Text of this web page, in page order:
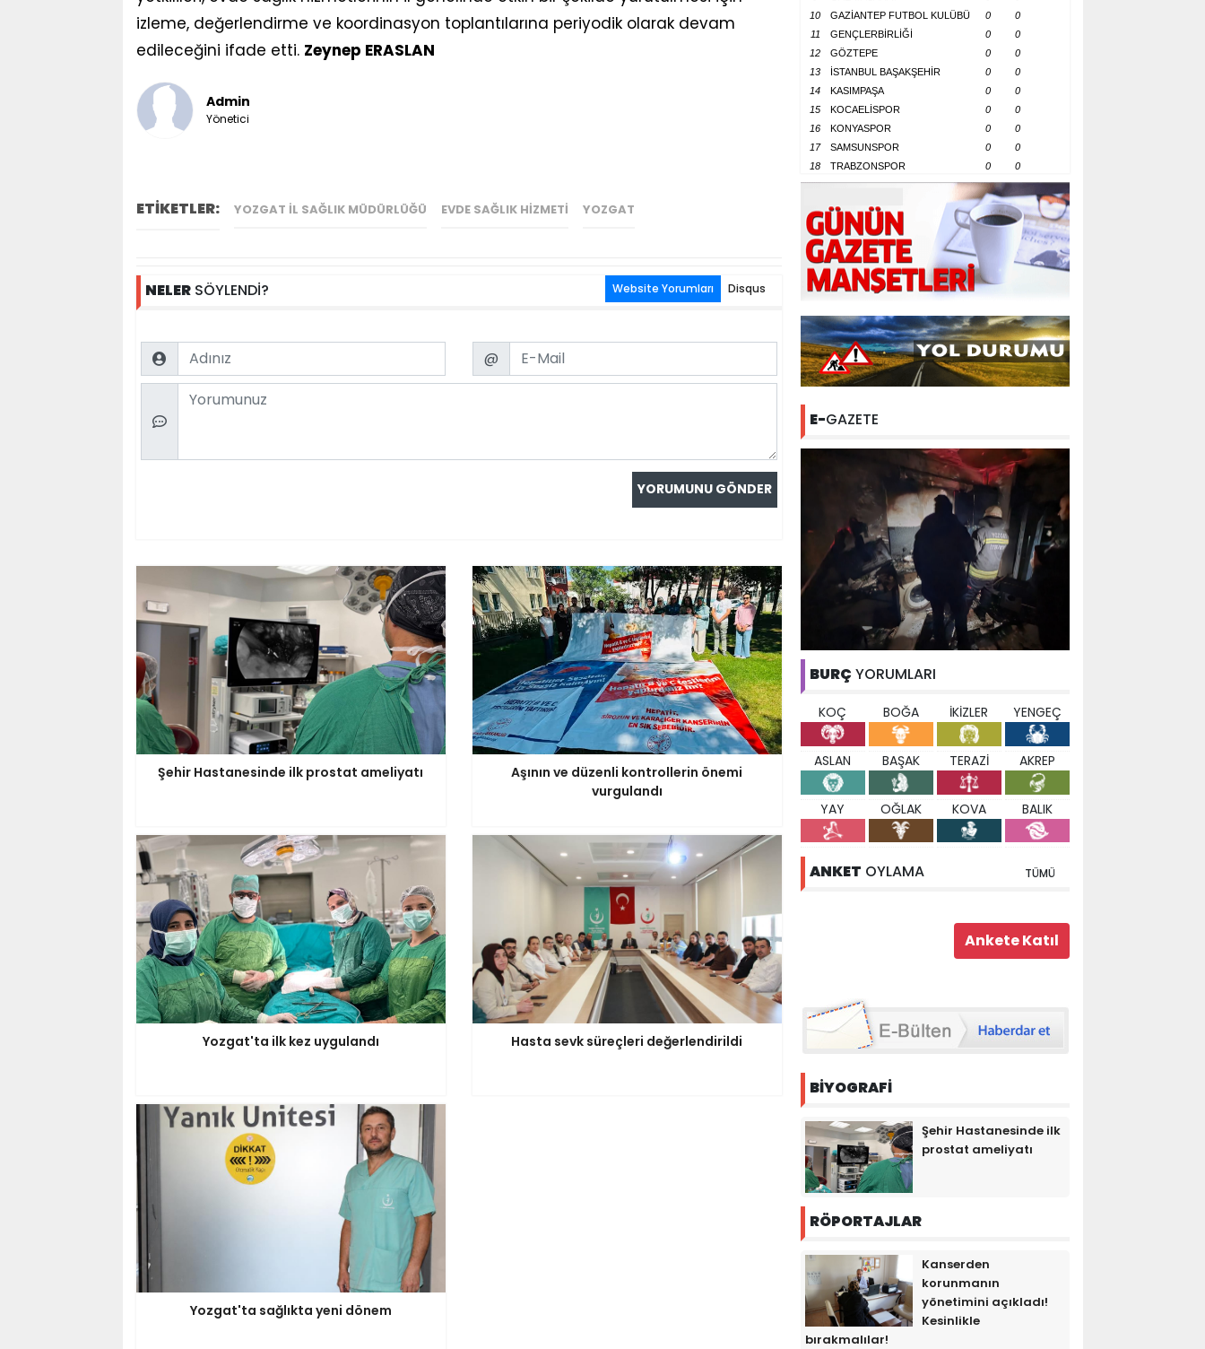
izleme, değerlendirme ve koordinasyon toplantılarına periyodik olarak devam
edileceğini ifade etti. Zeynep ERASLAN
Admin
Yönetici
ETİKETLER: YOZGAT İL SAĞLIK MÜDÜRLÜĞÜ EVDE SAĞLIK HIZMETI YOZGAT
NELERSÖYLENDİ? Website Yorumları Disqus
Name Email
@
Comment
Şehir Hastanesinde ilk prostat ameliyatı
Aşının ve düzenli kontrollerin önemi
vurgulandı
Yozgat'ta ilk kez uygulandı Hasta sevk süreçleri değerlendirildi
Yozgat'ta sağlıkta yeni dönem
10
GAZİANTEP FUTBOL KULÜBÜ 0
0
11
GENÇLERBİRLİĞİ 0
0
12
GÖZTEPE 0
0
13
İSTANBUL BAŞAKŞEHİR 0
0
14
KASIMPAŞA 0
0
15
KOCAELİSPOR 0
0
16
KONYASPOR 0
0
17
SAMSUNSPOR 0
0
18
TRABZONSPOR 0 0
E-GAZETE
BURÇ YORUMLARI
KOÇ BOĞA İKİZLER YENGEÇ
ASLAN BAŞAK TERAZİ AKREP
YAY OĞLAK KOVA BALIK
ANKET OYLAMA TÜMÜ
BİYOGRAFİ
Şehir Hastanesinde ilk
prostat ameliyatı
RÖPORTAJLAR
Kanserden
korunmanın
yönetimini açıkladı!
Kesinlikle
bırakmalılar!